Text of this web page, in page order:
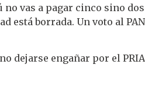
no vas a pagar cinco sino
borrada. Un voto al
dejarse engañar por el